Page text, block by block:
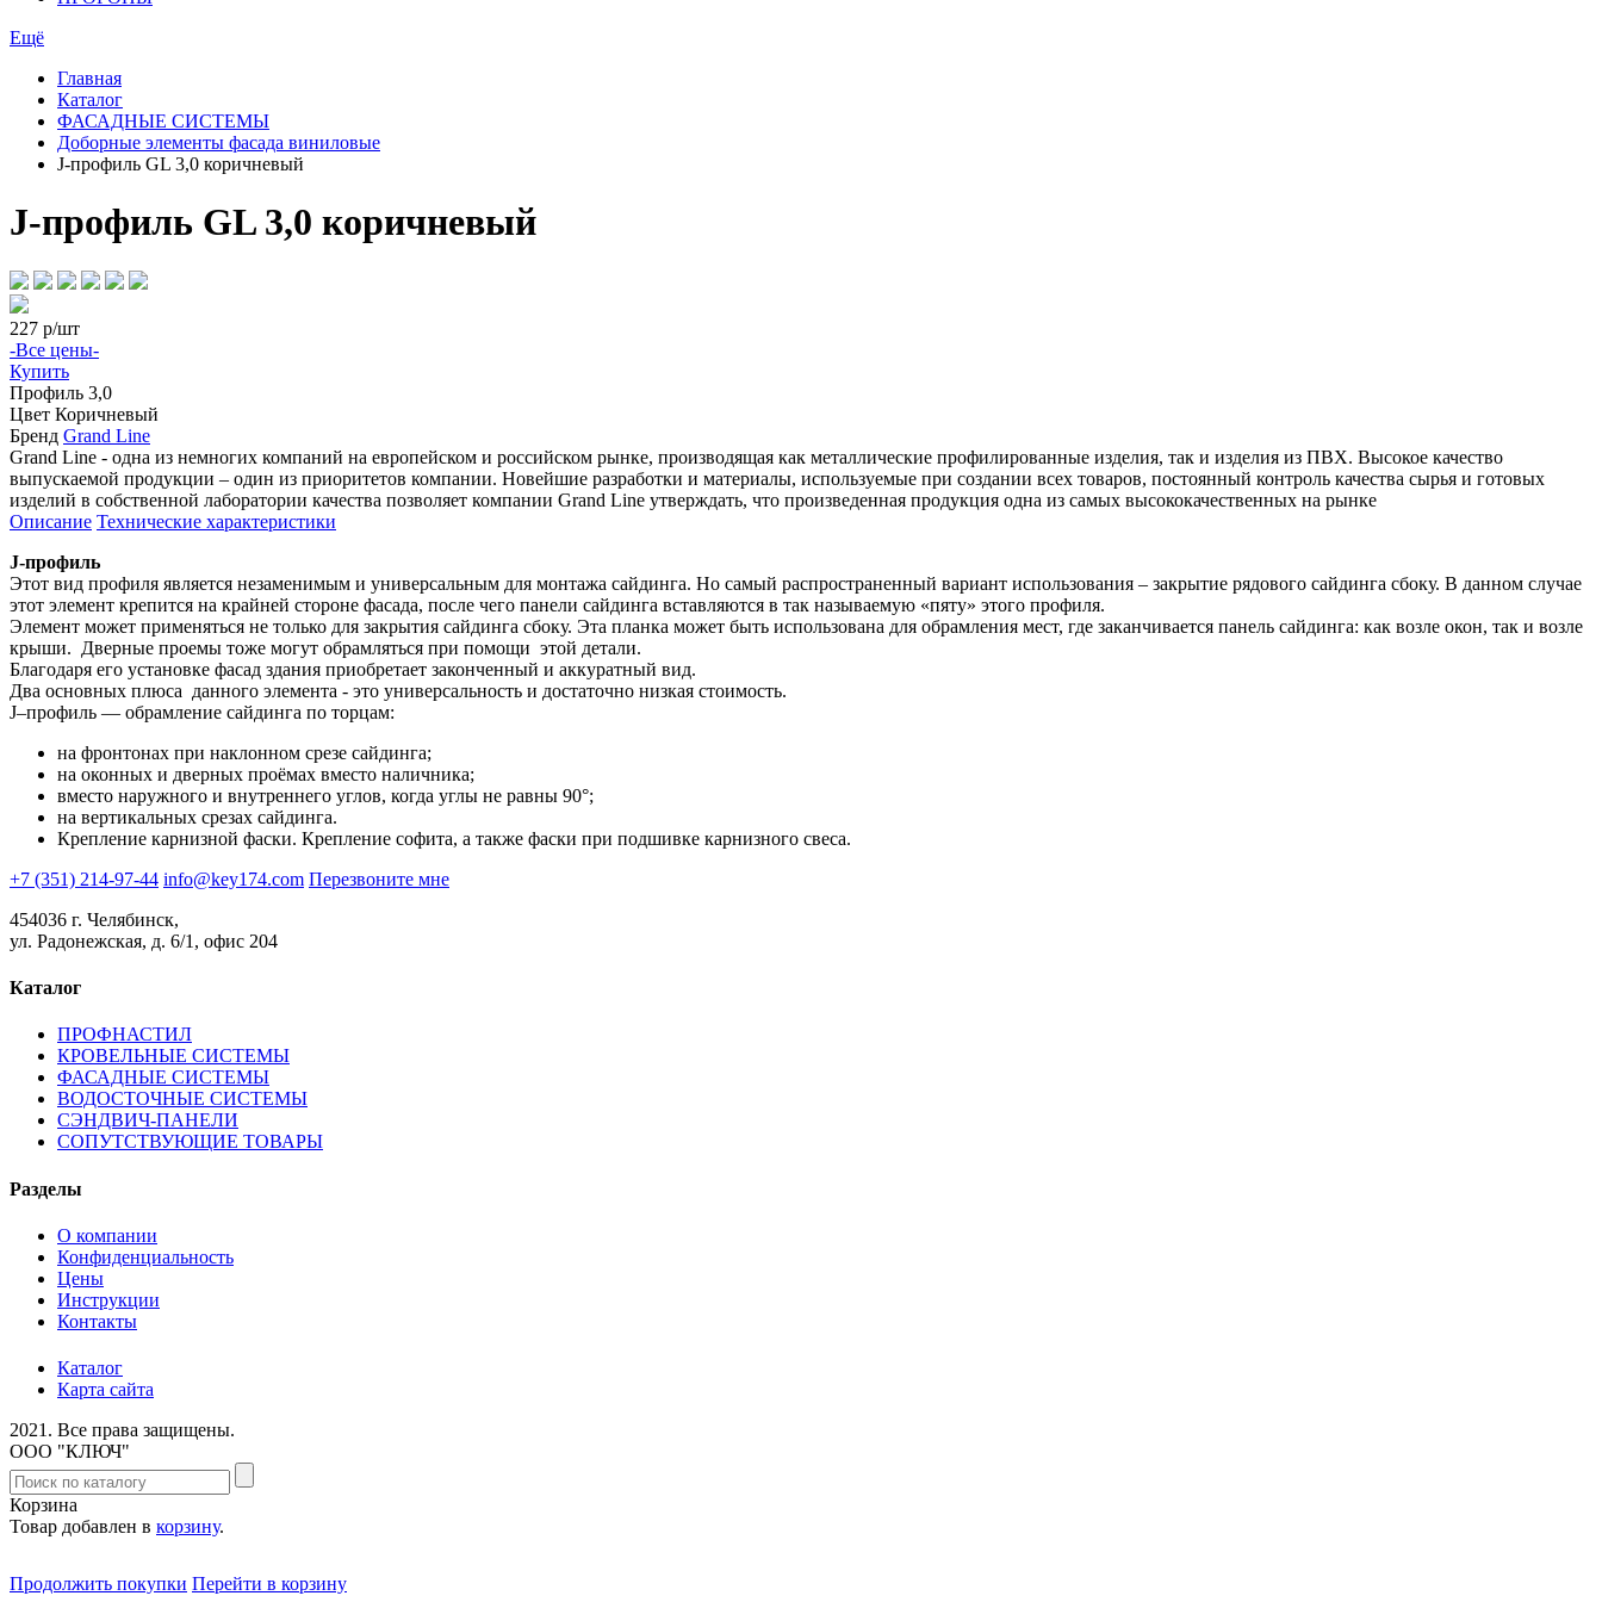
Ещё
Главная
Каталог
ФАСАДНЫЕ СИСТЕМЫ
Доборные элементы фасада виниловые
J-профиль GL 3,0 коричневый
J-профиль GL 3,0 коричневый
227 р/шт
-Все цены-
Купить
Профиль 3,0
Цвет Коричневый
Бренд Grand Line
Grand Line - одна из немногих компаний на европейском и российском рынке, производящая как металлические профилированные изделия, так и изделия из ПВХ. Высокое качество
выпускаемой продукции – один из приоритетов компании. Новейшие разработки и материалы, используемые при создании всех товаров, постоянный контроль качества сырья и готовых
изделий в собственной лаборатории качества позволяет компании Grand Line утверждать, что произведенная продукция одна из самых высококачественных на рынке
Описание Технические характеристики
J-профиль
Этот вид профиля является незаменимым и универсальным для монтажа сайдинга. Но самый распространенный вариант использования – закрытие рядового сайдинга сбоку. В данном случае
этот элемент крепится на крайней стороне фасада, после чего панели сайдинга вставляются в так называемую «пяту» этого профиля.
Элемент может применяться не только для закрытия сайдинга сбоку. Эта планка может быть использована для обрамления мест, где заканчивается панель сайдинга: как возле окон, так и возле
крыши. Дверные проемы тоже могут обрамляться при помощи этой детали.
Благодаря его установке фасад здания приобретает законченный и аккуратный вид.
Два основных плюса данного элемента - это универсальность и достаточно низкая стоимость.
J–профиль — обрамление сайдинга по торцам:
на фронтонах при наклонном срезе сайдинга;
на оконных и дверных проёмах вместо наличника;
вместо наружного и внутреннего углов, когда углы не равны 90°;
на вертикальных срезах сайдинга.
Крепление карнизной фаски. Крепление софита, а также фаски при подшивке карнизного свеса.
+7 (351) 214-97-44 info@key174.com Перезвоните мне
454036 г. Челябинск,
ул. Радонежская, д. 6/1, офис 204
Каталог
ПРОФНАСТИЛ
КРОВЕЛЬНЫЕ СИСТЕМЫ
ФАСАДНЫЕ СИСТЕМЫ
ВОДОСТОЧНЫЕ СИСТЕМЫ
СЭНДВИЧ-ПАНЕЛИ
СОПУТСТВУЮЩИЕ ТОВАРЫ
Разделы
О компании
Конфиденциальность
Цены
Инструкции
Контакты
Каталог
Карта сайта
2021. Все права защищены.
ООО "КЛЮЧ"
Корзина
Товар добавлен в корзину.
Продолжить покупки Перейти в корзину